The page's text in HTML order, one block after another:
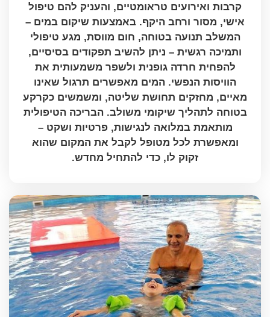
קרבות ואירועים טראומטיים, והעניק להם טיפול
אישי, מסור ורחב היקף. באמצעות שיקום במים –
המשלב תנועה בטוחה, חום מווסת, מגע טיפולי
ותמיכה רגשית – ניתן להשיב תפקודים בסיסיים,
להפחית חרדה גופנית ולשפר משמעותית את
הוויסות הנפשי. המים מאפשרים תרגול שאינו
מאיים, מחזקים תחושת שליטה, ומשמשים כקרקע
בטוחה לתהליך שיקומי משולב. הבריכה הטיפולית
מותאמת במלואה לנגישות, פרטיות ושקט –
ומאפשרת לכל מטופל לקבל את המקום שהוא
זקוק לו, כדי להתחיל מחדש.